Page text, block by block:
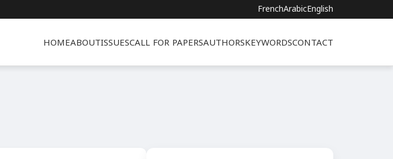
FrenchArabicEnglish
HOMEABOUTISSUESCALL FOR PAPERSAUTHORSKEYWORDSCONTACT